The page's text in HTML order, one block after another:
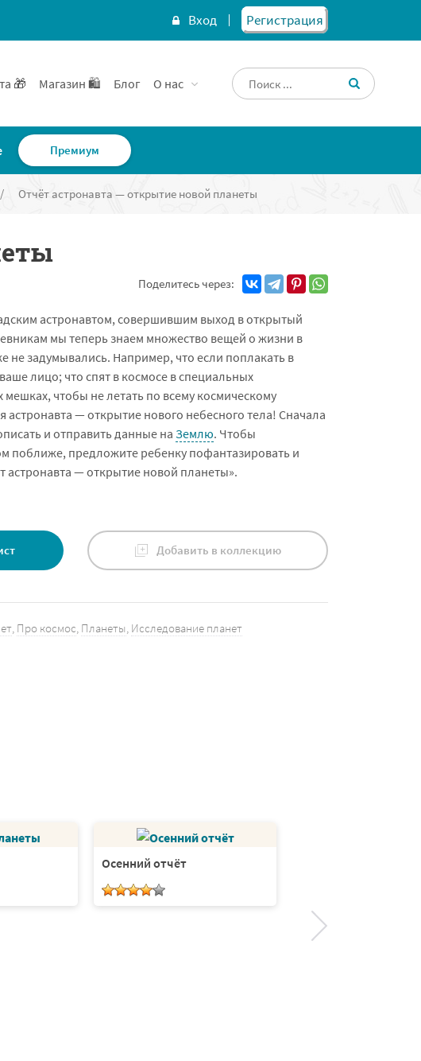
Вход Регистрация
🎁 Магазин 🛍️ Блог О нас
Премиум
/ Отчёт астронавта — открытие новой планеты
Поделитесь через:
астронавтом, совершившим выход в открытый
мы теперь знаем множество вещей о жизни в
не задумывались. Например, что если поплакать в
лицо; что спят в космосе в специальных
чтобы не летать по всему космическому
— открытие нового небесного тела! Сначала
и отправить данные на Землю. Чтобы
поближе, предложите ребенку пофантазировать и
астронавта — открытие новой планеты».
Добавить в коллекцию
, Про космос, Планеты, Исследование планет
Осенний отчёт
порядку